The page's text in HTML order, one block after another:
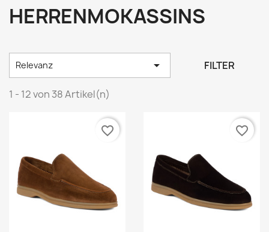
HERRENMOKASSINS
Relevanz  FILTER
1 - 12 von 38 Artikel(n)
favorite_border favorite_border